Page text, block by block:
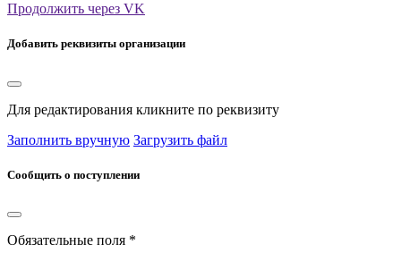
Продолжить через VK
Добавить реквизиты организации
Для редактирования кликните по реквизиту
Заполнить вручную Загрузить файл
Сообщить о поступлении
Обязательные поля *